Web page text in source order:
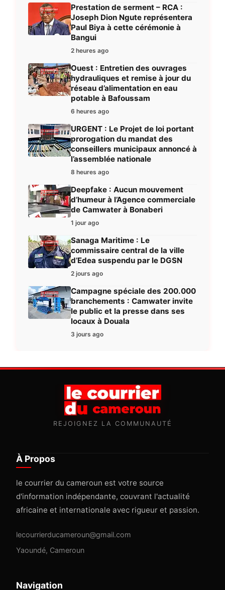
Prestation de serment – RCA :
Joseph Dion Ngute représentera
Paul Biya à cette cérémonie à
Bangui
2 heures ago
Ouest : Entretien des ouvrages
hydrauliques et remise à jour du
réseau d’alimentation en eau
potable à Bafoussam
6 heures ago
URGENT : Le Projet de loi portant
prorogation du mandat des
conseillers municipaux annoncé à
l’assemblée nationale
8 heures ago
Deepfake : Aucun mouvement
d’humeur à l’Agence commerciale
de Camwater à Bonaberi
1 jour ago
Sanaga Maritime : Le
commissaire central de la ville
d’Edea suspendu par le DGSN
2 jours ago
Campagne spéciale des 200.000
branchements : Camwater invite
le public et la presse dans ses
locaux à Douala
3 jours ago
REJOIGNEZ LA COMMUNAUTÉ
À Propos
le courrier du cameroun est votre source
d'information indépendante, couvrant l'actualité
africaine et internationale avec rigueur et passion.
lecourrierducameroun@gmail.com
Yaoundé, Cameroun
Navigation